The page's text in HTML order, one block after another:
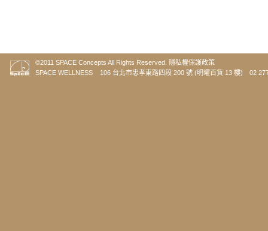
©2011 SPACE Concepts All Rights Reserved.
隱私權保護政策
SPACE WELLNESS 106 台北市忠孝東路四段 200 號 (明曜百貨 13 樓) 02